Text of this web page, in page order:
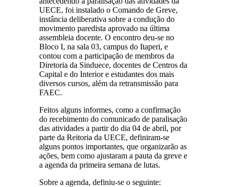
UECE, foi instalado o Comando de Greve,
instância deliberativa sobre a condução do
movimento paredista aprovado na última
assembleia docente. O encontro deu-se no
Bloco I, na sala 03, campus do Itaperi, e
contou com a participação de membros da
Diretoria da Sinduece, docentes de Centros da
Capital e do Interior e estudantes dos mais
diversos cursos, além da retransmissão para
FAEC.
Feitos alguns informes, como a confirmação
do recebimento do comunicado de paralisação
das atividades a partir do dia 04 de abril, por
parte da Reitoria da UECE, definiram-se
alguns pontos importantes, que organizarão as
ações, bem como ajustaram a pauta da greve e
a agenda da primeira semana de lutas.
Sobre a agenda, definiu-se o seguinte: